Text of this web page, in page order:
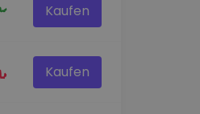
Kaufen
Kaufen